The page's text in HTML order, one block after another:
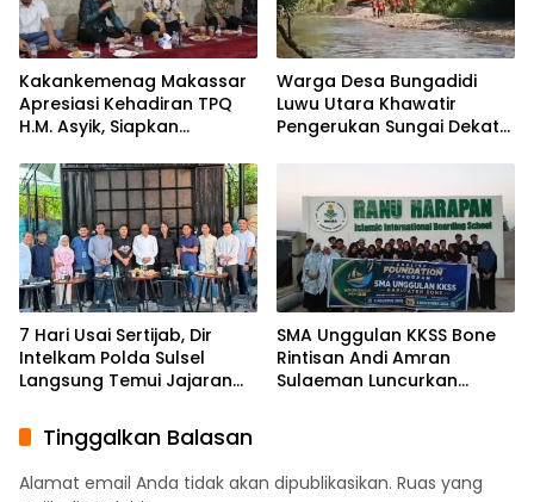
Kakankemenag Makassar
Apresiasi Kehadiran TPQ
H.M. Asyik, Siapkan
Cegah Anak Miskin
Spiritualitas
Warga Desa Bungadidi
Luwu Utara Khawatir
Pengerukan Sungai Dekat
7 Hari Usai Sertijab, Dir
Intelkam Polda Sulsel
Langsung Temui Jajaran
SMA Unggulan KKSS Bone
Rintisan Andi Amran
Sulaeman Luncurkan
Tinggalkan Balasan
Alamat email Anda tidak akan dipublikasikan. Ruas yang